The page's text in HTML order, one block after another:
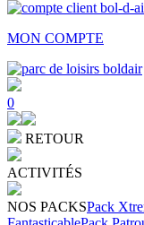
MON COMPTE
0
RETOUR
ACTIVITÉS
NOS PACKSPack